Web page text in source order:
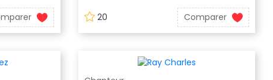
20 Comparer